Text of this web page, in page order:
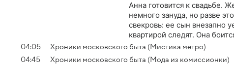
Анна готовится к свадьбе.
немного зануда, но разве
свекровь: ее сын внезапно
квартирой следят. Она
04:05
Хроники московского быта (Мистика метро)
04:45
Хроники московского быта (Мода из комиссионки)